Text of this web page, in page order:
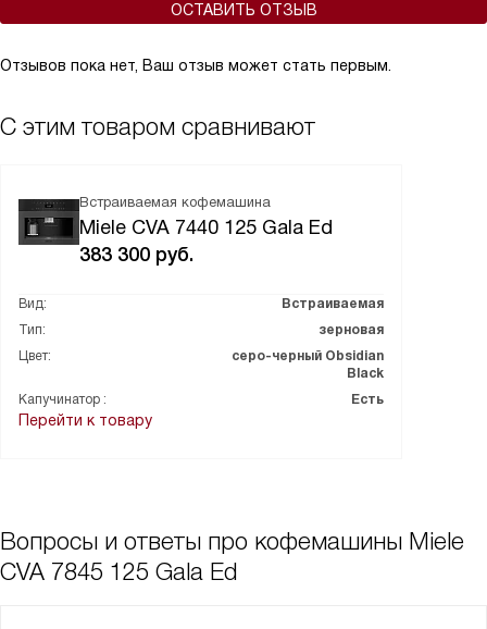
ОСТАВИТЬ ОТЗЫВ
Отзывов пока нет, Ваш отзыв может стать первым.
С этим товаром сравнивают
Встраиваемая кофемашина
Miele CVA 7440 125 Gala Ed
383 300 руб.
Вид:
Встраиваемая
Тип:
зерновая
Цвет:
серо-черный Obsidian
Black
Капучинатор :
Есть
Перейти к товару
Вопросы и ответы про кофемашины Miele
CVA 7845 125 Gala Ed